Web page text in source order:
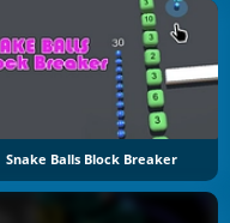
Snake Balls Block Breaker